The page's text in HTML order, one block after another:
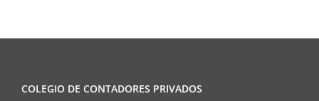
COLEGIO DE CONTADORES PRIVADOS